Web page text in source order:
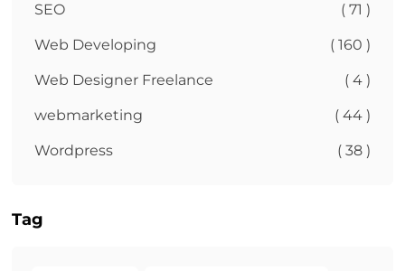
SEO ( 71 )
Web Developing ( 160 )
Web Designer Freelance ( 4 )
webmarketing ( 44 )
Wordpress ( 38 )
Tag